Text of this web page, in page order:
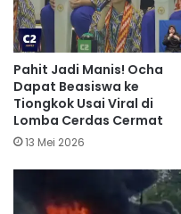
Pahit Jadi Manis! Ocha
Dapat Beasiswa ke
Tiongkok Usai Viral di
Lomba Cerdas Cermat
13 Mei 2026